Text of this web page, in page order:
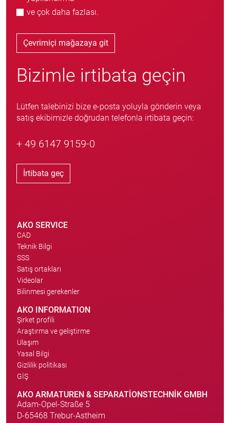
ve çok daha fazlası.
Çevrimiçi mağazaya git
Bizimle irtibata geçin
Lütfen talebinizi bize e-posta yoluyla gönderin veya
satış ekibimizle doğrudan telefonla irtibata geçin:
+ 49 6147 9159-0
İrtibata geç
AKO SERVICE
CAD
Teknik Bilgi
SSS
Satış ortakları
Videolar
Bilinmesi gerekenler
AKO INFORMATION
Şirket profili
Araştırma ve geliştirme
Ulaşım
Yasal Bilgi
Gizlilik politikası
GİŞ
AKO ARMATUREN & SEPARATIONSTECHNIK GMBH
Adam-Opel-Straße 5
D-65468 Trebur-Astheim